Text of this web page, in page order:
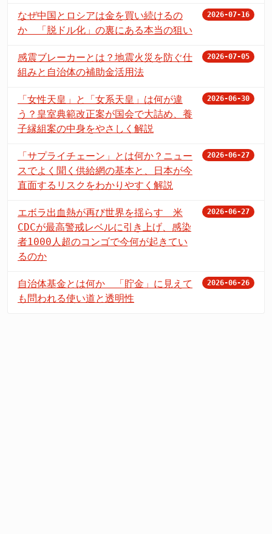
なぜ中国とロシアは金を買い続けるの
か 「脱ドル化」の裏にある本当の狙い
2026-07-16
感震ブレーカーとは？地震火災を防ぐ仕
組みと自治体の補助金活用法
2026-07-05
「女性天皇」と「女系天皇」は何が違
う？皇室典範改正案が国会で大詰め、養
子縁組案の中身をやさしく解説
2026-06-30
「サプライチェーン」とは何か？ニュー
スでよく聞く供給網の基本と、日本が今
直面するリスクをわかりやすく解説
2026-06-27
エボラ出血熱が再び世界を揺らす 米
CDCが最高警戒レベルに引き上げ、感染
者1000人超のコンゴで今何が起きてい
るのか
2026-06-27
自治体基金とは何か 「貯金」に見えて
も問われる使い道と透明性
2026-06-26